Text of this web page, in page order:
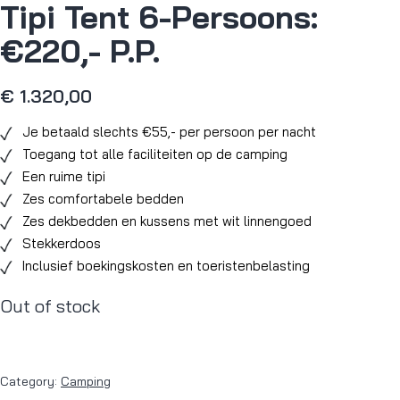
Tipi Tent 6-Persoons:
€220,- P.P.
€ 1.320,00
Je betaald slechts €55,- per persoon per nacht
Toegang tot alle faciliteiten op de camping
Een ruime tipi
Zes comfortabele bedden
Zes dekbedden en kussens met wit linnengoed
Stekkerdoos
Inclusief boekingskosten en toeristenbelasting
Out of stock
Category: Camping